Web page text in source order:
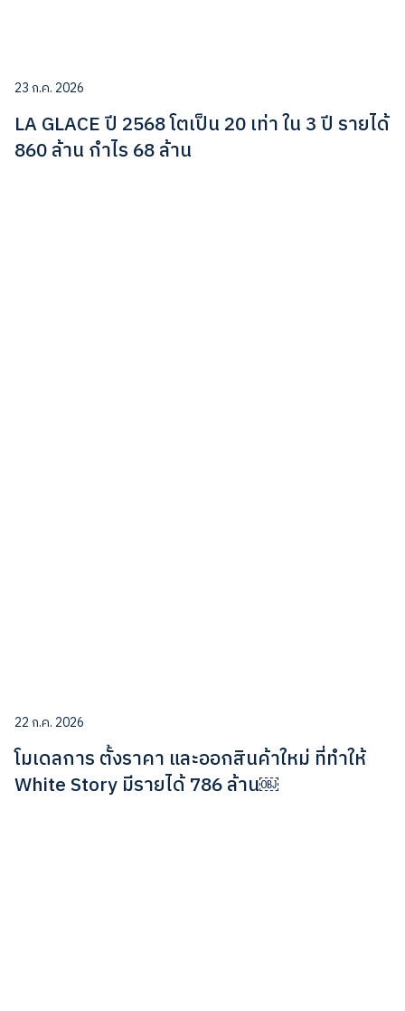
23 ก.ค. 2026
LA GLACE ปี 2568 โตเป็น 20 เท่า ใน 3 ปี รายได้
860 ล้าน กำไร 68 ล้าน
22 ก.ค. 2026
โมเดลการ ตั้งราคา และออกสินค้าใหม่ ที่ทำให้
White Story มีรายได้ 786 ล้าน￼